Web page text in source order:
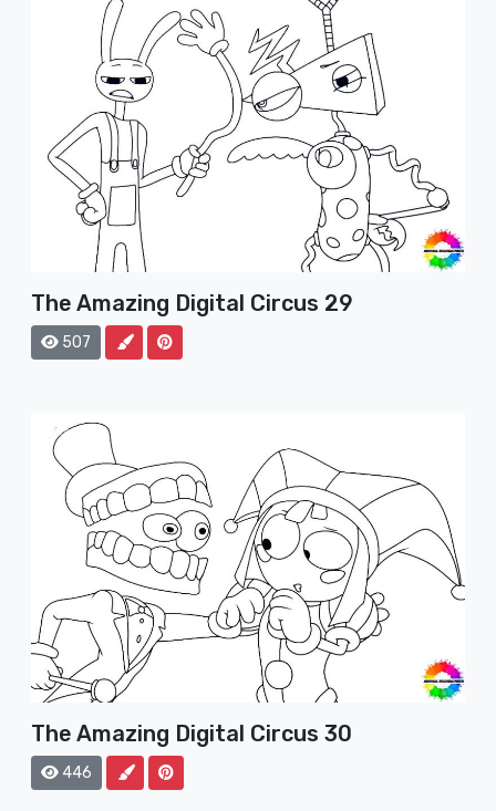
The Amazing Digital Circus 29
507
The Amazing Digital Circus 30
446